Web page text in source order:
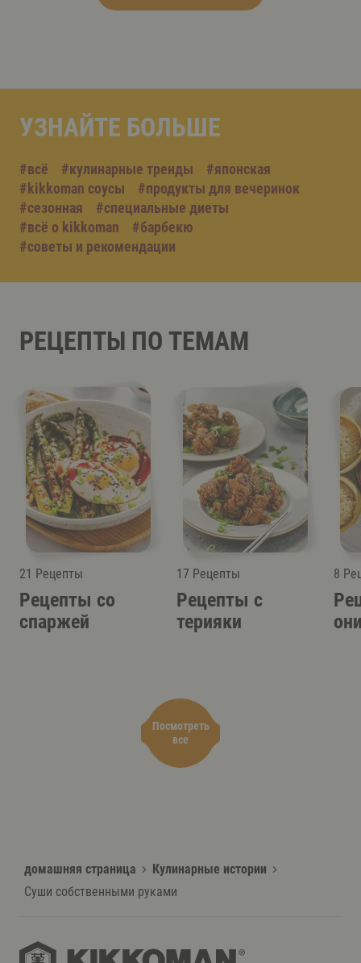
УЗНАЙТЕ БОЛЬШЕ
#всё #кулинарные тренды
#японская
#kikkoman соусы
#продукты для вечеринок
#сезонная
#специальные диеты
#всё о kikkoman
#барбекю
#советы и рекомендации
РЕЦЕПТЫ ПО ТЕМАМ
Посмотреть
все
21 Рецепты
Рецепты со
спаржей
17 Рецепты
Рецепты с
терияки
8
домашняя страница
Кулинарные истории
Суши собственными руками